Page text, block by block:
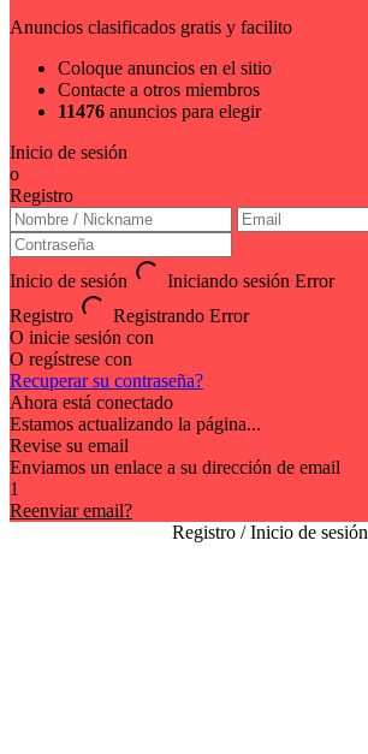
Anuncios clasificados gratis y facilito
Coloque anuncios en el sitio
Contacte a otros miembros
11476 anuncios para elegir
Inicio de sesión
o
Registro
Inicio de sesión Iniciando sesión Error
Registro
Registrando Error
O inicie sesión con
O regístrese con
Recuperar su contraseña?
Ahora está conectado
Estamos actualizando la página...
Revise su email
Enviamos un enlace a su dirección de email
1
Reenviar email?
Registro / Inicio de sesión